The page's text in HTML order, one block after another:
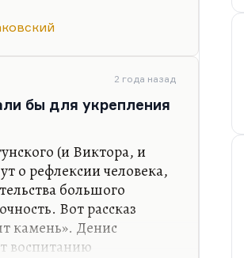
у вас улыбка».
молодежи. Потом он
получил
быстро настала
жил,…
2 года назад
бы для укрепления
(и Виктора, и
о рефлексии человека,
большого
Вот рассказ
камень». Денис
воспитанию